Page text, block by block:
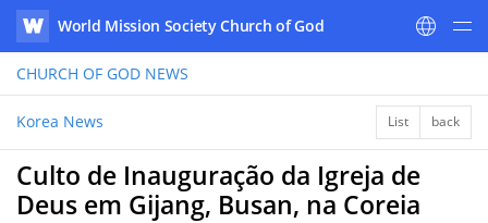
WATV
World Mission Society Church of God
CHURCH OF GOD NEWS
Korea News List back
Culto de Inauguração da Igreja de
Deus em Gijang, Busan, na Coreia